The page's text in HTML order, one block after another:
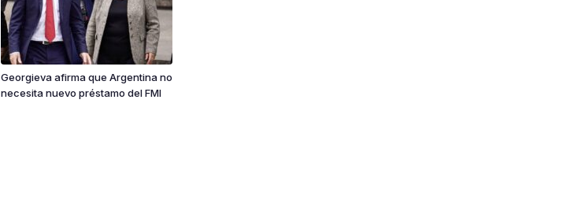
Georgieva afirma que Argentina no
necesita nuevo préstamo del FMI